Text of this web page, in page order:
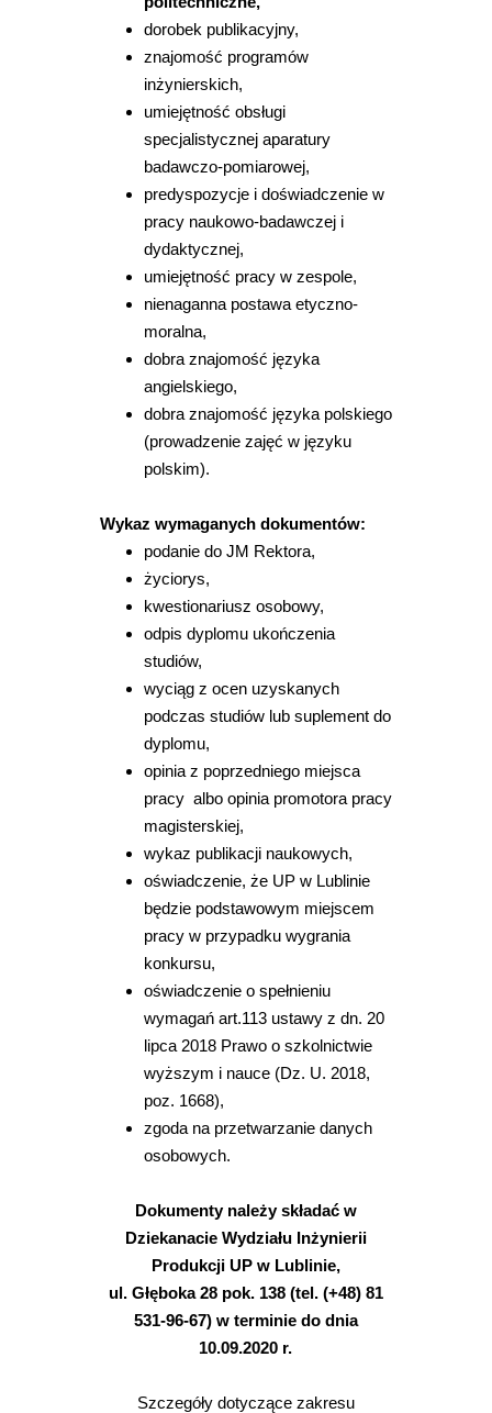
dorobek publikacyjny,
znajomość programów
inżynierskich,
umiejętność obsługi
specjalistycznej aparatury
badawczo-pomiarowej,
predyspozycje i doświadczenie w
pracy naukowo-badawczej i
dydaktycznej,
umiejętność pracy w zespole,
nienaganna postawa etyczno-
moralna,
dobra znajomość języka
angielskiego,
dobra znajomość języka polskiego
(prowadzenie zajęć w języku
polskim).
Wykaz wymaganych dokumentów:
podanie do JM Rektora,
życiorys,
kwestionariusz osobowy,
odpis dyplomu ukończenia
studiów,
wyciąg z ocen uzyskanych
podczas studiów lub suplement do
dyplomu,
opinia z poprzedniego miejsca
pracy albo opinia promotora pracy
magisterskiej,
wykaz publikacji naukowych,
oświadczenie, że UP w Lublinie
będzie podstawowym miejscem
pracy w przypadku wygrania
konkursu,
oświadczenie o spełnieniu
wymagań art.113 ustawy z dn. 20
lipca 2018 Prawo o szkolnictwie
wyższym i nauce (Dz. U. 2018,
poz. 1668),
zgoda na przetwarzanie danych
osobowych.
Dokumenty należy składać w
Dziekanacie Wydziału Inżynierii
Produkcji UP w Lublinie,
ul. Głęboka 28 pok. 138 (tel. (+48) 81
531-96-67) w terminie do dnia
10.09.2020 r.
Szczegóły dotyczące zakresu